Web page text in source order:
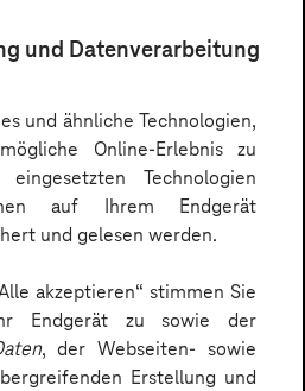
und Datenverarbeitung
und ähnliche Technologien,
Online-Erlebnis zu
Technologien
auf Ihrem Endgerät
und gelesen werden.
akzeptieren“ stimmen Sie
Endgerät zu sowie der
, der Webseiten- sowie
Erstellung und
Governance
Journey
als Chatbots: Sie
der gesamten
messbaren Business
konkrete Use Cases,
sowie
zu EU AI Act und DSGVO –
Priorisierungsframework